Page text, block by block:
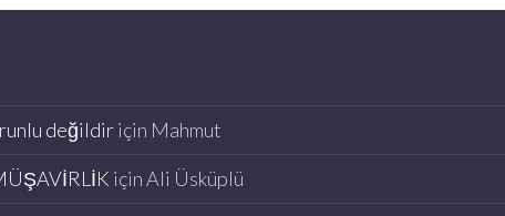
değildiriçin Mahmut
içinAli Üsküplü